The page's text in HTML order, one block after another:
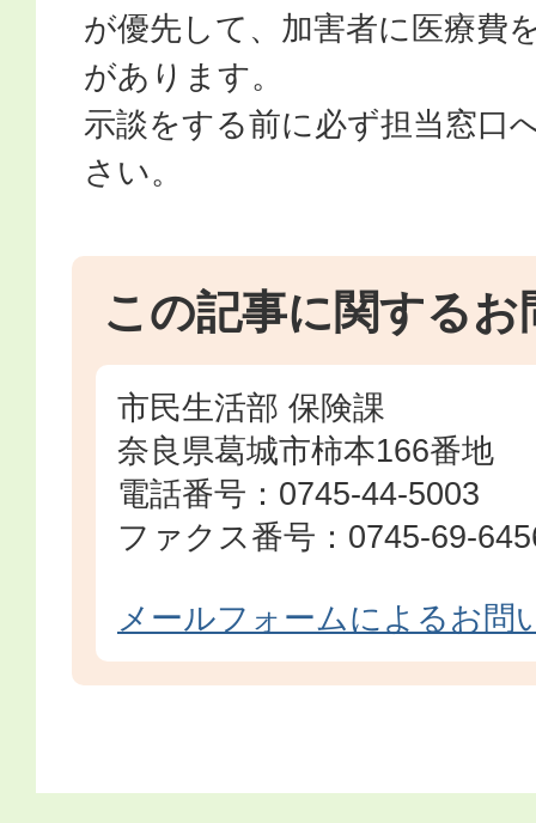
が優先して、加害者に医療費
があります。
示談をする前に必ず担当窓口
さい。
この記事に関するお
市民生活部 保険課
奈良県葛城市柿本166番地
電話番号：0745-44-5003
ファクス番号：0745-69-
メールフォームによるお問